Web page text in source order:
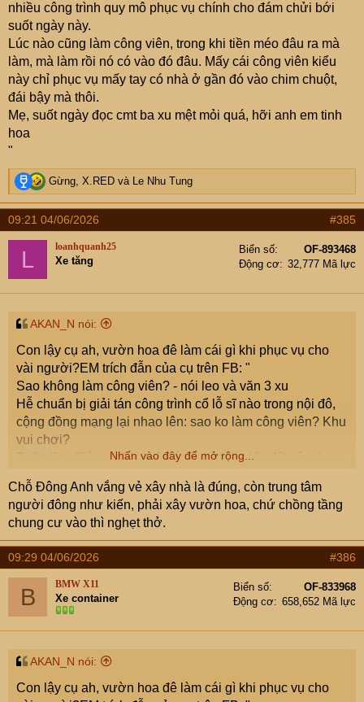
nhiều công trình quy mô phục vụ chính cho đám chửi bới
suốt ngày này.
Lúc nào cũng làm công viên, trong khi tiền méo đâu ra mà
làm, mà làm rồi nó có vào đó đâu. Mấy cái công viên kiểu
này chỉ phục vụ mấy tay có nhà ở gần đó vào chim chuột,
đái bậy mà thôi.
Mẹ, suốt ngày đọc cmt ba xu mệt mỏi quá, hỡi anh em tinh
hoa
"
R
e
a
c
s
Gừng, X.RED và Le Nhu Tung
09:21 04/06/2026 #385
L loanhquanh25
Xe tăng
Biển số
OF-893468
Động cơ
32,777 Mã lực
AKAN_N nói:
Con lậy cụ ah, vườn hoa đê làm cái gì khi phục vụ cho
vài người?EM trích đẫn của cụ trên FB: "
Sao không làm công viên? - nói leo và văn 3 xu
Hễ chuẩn bị giải tán công trình cổ lỗ sĩ nào trong nội đô,
cộng đồng mạng lại nhao lên: sao ko làm công viên? Khu
vui chơi?
Triển lãm Giảng Võ là một ví dụ. Khi Vin lấy đất xây dựng
Nhưng Đào Hoa Đảo Chủ tin rằng, có cả vạn ông phản
đối đã từng kéo sang Triển lãm Quốc gia hình con rùa ở
Đông Anh.
Nếu ko cho DN xây nhà bán thì làm gì có cái trung tâm
triển lãm quốc gia tầm quốc tế như vậy?
Khu Cao Xà Lá buộc phải giải tán, vì vị trí ko phù hợp.
Cả triệu ông lại ồ lên "sao ko xây công viên?".
Nếu làm cái công viên ở đây thì phục vụ ai? Nhẽ mấy
tí rồi về à? Ko biết các ông đã đến Thủ Lệ, Bách Thảo, Lê
Nin, Cầu Giấy, Yên Sở... lần nào chưa? Viết đến đây tôi
mới nhớ 20 năm qua chả đến công viên cccccc nào. Chỉ
Nhấn vào đây để mở rộng...
Chỗ Đông Anh vắng vẻ xây nhà là đúng, còn trung tâm
người đông như kiến, phải xây vườn hoa, chứ chồng tầng
chung cư vào thì nghẹt thở.
09:29 04/06/2026 #386
B BMW X11
Xe container
Biển số
OF-833968
Động cơ
658,652 Mã lực
AKAN_N nói:
Con lậy cụ ah, vườn hoa đê làm cái gì khi phục vụ cho